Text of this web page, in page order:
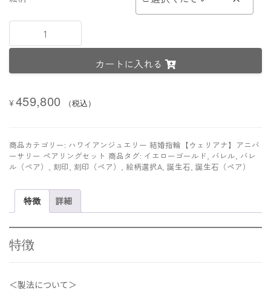
【プ
ミ
ム
造
リ
ン
グ】
ゴ
ル
ド
幅
4mm《
ン
カートに入れる
¥459,800 （税込）
商品カテゴリー: ハワイアンジュエリー 結婚指輪【ウェリアナ】アニバ
ーサリー ペアリングセット 商品タグ: イエローゴールド, バレル, バレ
ル（ペア） , 刻印, 刻印（ペア） , 絵柄選択A, 誕生石, 誕生石（ペア）
特徴 詳細
特徴
＜製法について＞